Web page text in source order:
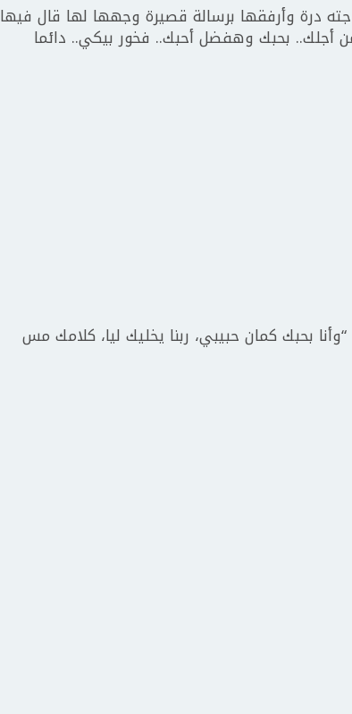
درة وأرفقها برسالة قصيرة وجهها لها قال فيها
أجلك.. بحبك وهفضل أحبك.. فخور بيكي.. دائما
بحبك كمان حبيبي، ربنا يخليك ليا، كلامك مس